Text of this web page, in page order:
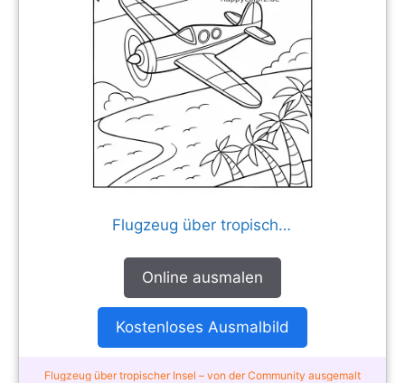
Flugzeug über tropischer Insel
Online ausmalen
Kostenloses Ausmalbild
Flugzeug über tropischer Insel – von der Community ausgemalt